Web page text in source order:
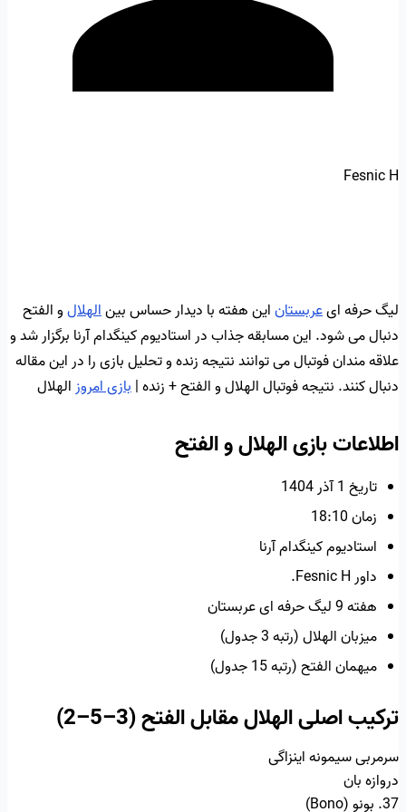
Fesnic H
لیگ حرفه ایعربستاناین هفته با دیدار حساس بینالهلالو الفتح
دنبال می شود. این مسابقه جذاب در استادیوم کینگدام آرنا برگزار شد و
علاقه مندان فوتبال می توانند نتیجه زنده و تحلیل بازی را در این مقاله
دنبال کنند. نتیجه فوتبال الهلال و الفتح + زنده |بازی امروز الهلال
اطلاعات بازی الهلال و الفتح
تاریخ 1 آذر 1404
زمان 18:10
استادیوم کینگدام آرنا
داور Fesnic H.
هفته 9 لیگ حرفه ای عربستان
میزبان الهلال (رتبه 3 جدول)
میهمان الفتح (رتبه 15 جدول)
ترکیب اصلی الهلال مقابل الفتح (3–5–2)
سرمربی سیمونه اینزاگی
دروازه بان
37. بونو (Bono)